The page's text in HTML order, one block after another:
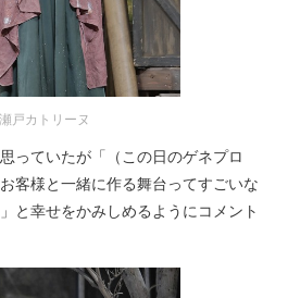
瀬戸カトリーヌ
っていたが「（この日のゲネプロ
客様と一緒に作る舞台ってすごいな
と幸せをかみしめるようにコメント